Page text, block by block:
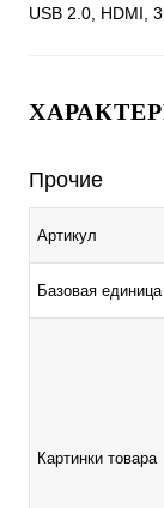
USB 2.0, HDMI,
Прочие
Артикул
Базовая единица
Картинки товара